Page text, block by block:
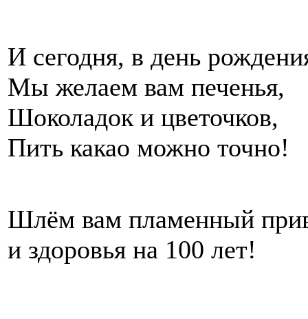
И сегодня, в день
Мы желаем вам печенья,
Шоколадок и цветочков,
Пить какао можно точно!
Шлём вам пламенный
и здоровья на 100 лет!